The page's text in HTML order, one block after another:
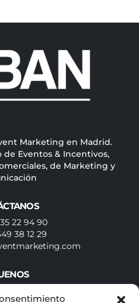
Marketing en Madrid.
Eventos & Incentivos,
de Marketing y
22 94 90
38 12 29